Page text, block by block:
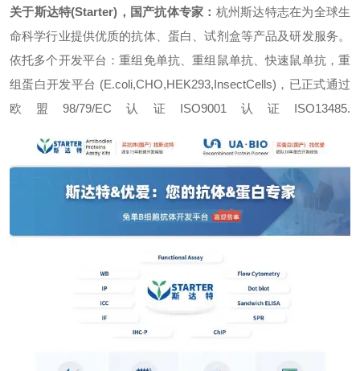
关于斯达特(Starter)，国产抗体专家： 杭州斯达特志在为全球生
命科学行业提供优质的抗体、蛋白、试剂盒等产品及研发服务。
依托多个开发平台：重组免单抗、重组鼠单抗、快速鼠单抗，重
组蛋白开发平台 (E.coli,CHO,HEK293,InsectCells)，已正式通过
欧盟98/79/EC认证ISO9001认证ISO13485.